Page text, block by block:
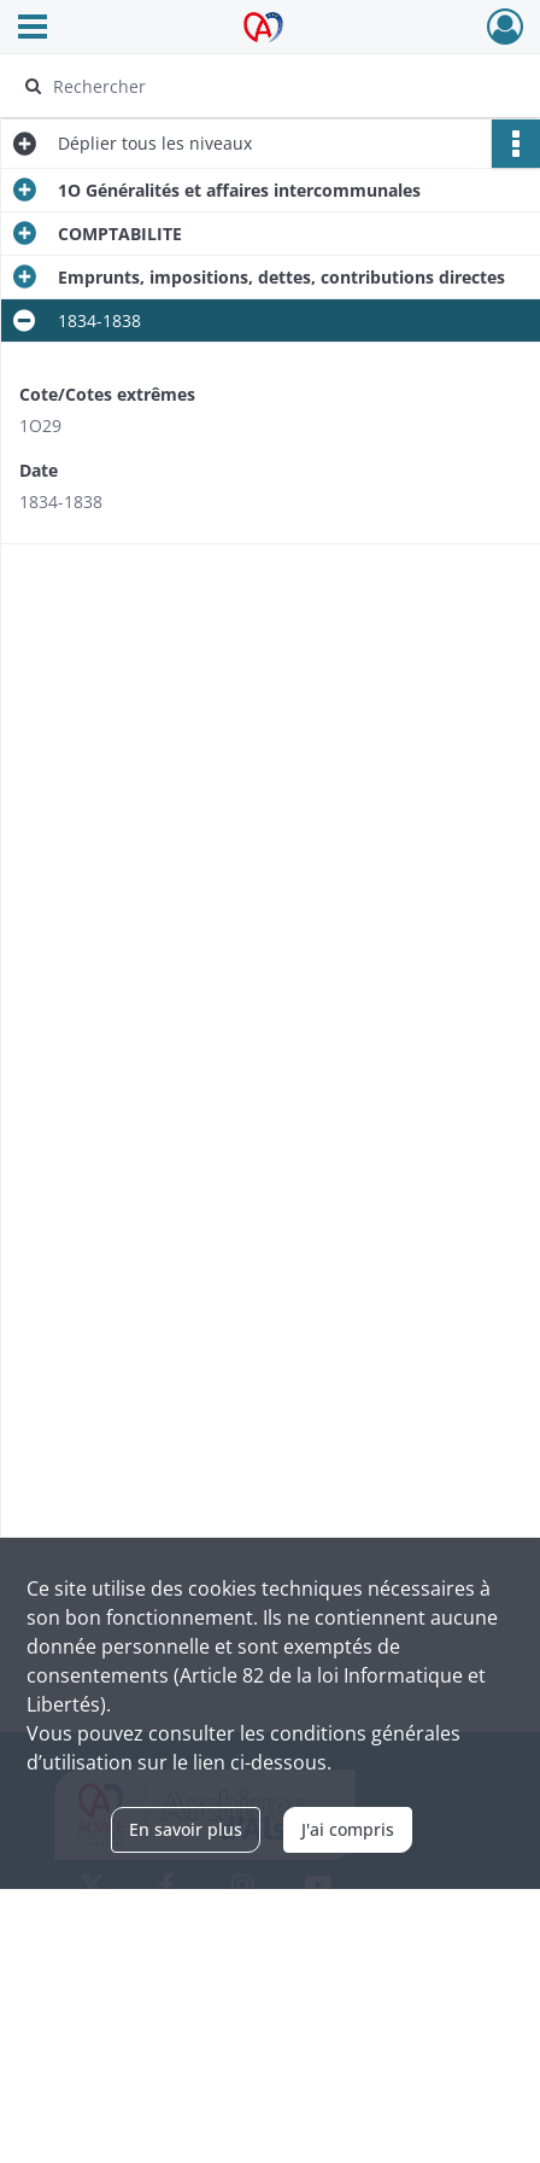
Archives Alsace - Colmar
Ouvrir le menu déroulant
Déplier tous les niveaux
1O Généralités et affaires intercommunales
COMPTABILITE
Emprunts, impositions, dettes, contributions directes
1834-1838
Cote/Cotes extrêmes
1O29
Date
1834-1838
Ce site utilise des cookies techniques nécessaires à
son bon fonctionnement. Ils ne contiennent aucune
donnée personnelle et sont exemptés de
consentements (Article 82 de la loi Informatique et
Libertés).
Vous pouvez consulter les conditions générales
d’utilisation sur le lien ci-dessous.
En savoir plus J'ai compris